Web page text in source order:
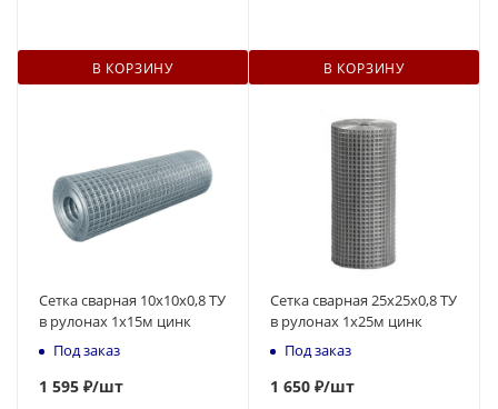
В КОРЗИНУ В КОРЗИНУ
Сетка сварная 10х10х0,8 ТУ
в рулонах 1х15м цинк
Под заказ
1 595 ₽/шт
Сетка сварная 25х25х0,8 ТУ
в рулонах 1x25м цинк
Под заказ
1 650 ₽/шт